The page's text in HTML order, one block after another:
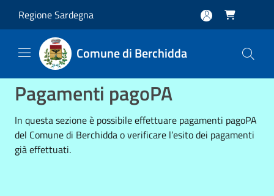
Regione Sardegna 
Comune di Berchidda
Pagamenti pagoPA
In questa sezione è possibile effettuare pagamenti pagoPA
del Comune di Berchidda o verificare l’esito dei pagamenti
già effettuati.